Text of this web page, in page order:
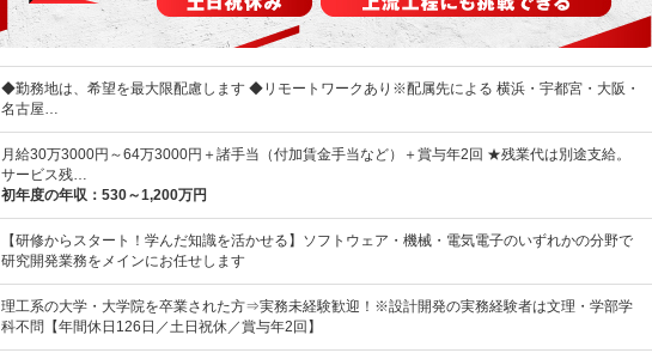
◆勤務地は、希望を最大限配慮します ◆リモートワークあり※配属先による 横浜・宇都宮・大阪・
名古屋…
月給30万3000円～64万3000円＋諸手当（付加賃金手当など）＋賞与年2回 ★残業代は別途支給。
サービス残…
初年度の年収： 530～1,200万円
【研修からスタート！学んだ知識を活かせる】ソフトウェア・機械・電気電子のいずれかの分野で
研究開発業務をメインにお任せします
理工系の大学・大学院を卒業された方⇒実務未経験歓迎！※設計開発の実務経験者は文理・学部学
科不問【年間休日126日／土日祝休／賞与年2回】